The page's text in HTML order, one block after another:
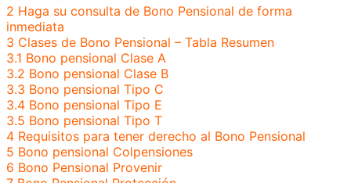
2 Haga su consulta de Bono Pensional de forma
inmediata
3 Clases de Bono Pensional – Tabla Resumen
3.1 Bono pensional Clase A
3.2 Bono pensional Clase B
3.3 Bono pensional Tipo C
3.4 Bono pensional Tipo E
3.5 Bono pensional Tipo T
4 Requisitos para tener derecho al Bono Pensional
5 Bono pensional Colpensiones
6 Bono Pensional Provenir